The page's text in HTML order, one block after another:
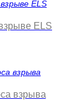
ELS
взрыва